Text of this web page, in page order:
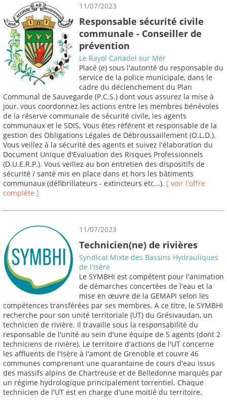
11/07/2023
Responsable sécurité civile
communale - Conseiller de
prévention
Le Rayol Canadel sur Mer
Placé (e) sous l'autorité du responsable du
service de la police municipale, dans le
cadre du déclenchement du Plan
Communal de Sauvegarde (P.C.S.) dont vous assurez la mise à
jour, vous coordonnez les actions entre les membres bénévoles
de la réserve communale de sécurité civile, les agents
communaux et le SDIS. Vous êtes référent et responsable de la
gestion des Obligations Légales de Débroussaillement (O.L.D.).
Vous veillez à la sécurité des agents et suivez l'élaboration du
Document Unique d'Evaluation des Risques Professionnels
(D.U.E.R.P.). Vous veillez au bon entretien des dispositifs de
sécurité / santé mis en place dans et hors les bâtiments
communaux (défibrillateurs - extincteurs etc...). [ voir l'offre
complète ]
11/07/2023
Technicien(ne) de rivières
Syndicat Mixte des Bassins Hydrauliques
de l'Isère
Le SYMBHI est compétent pour l'animation
de démarches concertées de l'eau et la
mise en œuvre de la GEMAPI selon les
compétences transférées par ses membres. A ce titre, le SYMBHI
recherche pour son unité territoriale (UT) du Grésivaudan, un
technicien de rivière. Il travaille sous la responsabilité du
responsable de l'unité au sein d'une équipe de 5 agents (dont 2
techniciens de rivière). Le territoire d'actions de l'UT concerne
les affluents de l'Isère à l'amont de Grenoble et couvre 46
communes comprenant une quarantaine de cours d'eau issus
des massifs alpins de Chartreuse et de Belledonne marqués par
un régime hydrologique principalement torrentiel. Chaque
technicien de l'UT est en charge d'une moitié du territoire.